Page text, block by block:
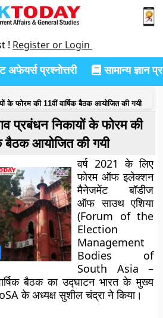
! Register or Login
अफेयर्स प्रश्नोत्तरी सामान्य ज्ञान
के फोरम की 11वीं वार्षिक बैठक आयोजित की गयी
प्रबंधन निकायों के फोरम की
बैठक आयोजित की गयी
वर्ष 2021 के लिए
फोरम ऑफ इलेक्शन
मैनेजमेंट बॉडीज
ऑफ साउथ एशिया
(Forum of the
Election
Management
Bodies of
South Asia –
बैठक का उद्घाटन भारत के मुख्य
के अध्यक्ष सुशील चंद्रा ने किया।